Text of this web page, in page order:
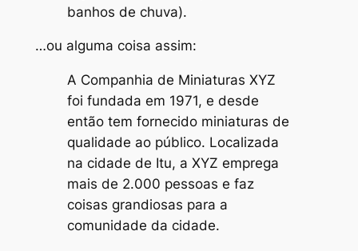
banhos de chuva).
…ou alguma coisa assim:
A Companhia de Miniaturas XYZ
foi fundada em 1971, e desde
então tem fornecido miniaturas de
qualidade ao público. Localizada
na cidade de Itu, a XYZ emprega
mais de 2.000 pessoas e faz
coisas grandiosas para a
comunidade da cidade.